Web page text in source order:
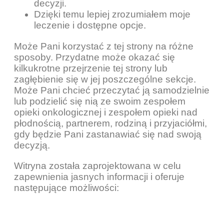
decyzji.
Dzięki temu lepiej zrozumiałem moje
leczenie i dostępne opcje.
Może Pani korzystać z tej strony na różne
sposoby. Przydatne może okazać się
kilkukrotne przejrzenie tej strony lub
zagłębienie się w jej poszczególne sekcje.
Może Pani chcieć przeczytać ją samodzielnie
lub podzielić się nią ze swoim zespołem
opieki onkologicznej i zespołem opieki nad
płodnością, partnerem, rodziną i przyjaciółmi,
gdy będzie Pani zastanawiać się nad swoją
decyzją.
Witryna została zaprojektowana w celu
zapewnienia jasnych informacji i oferuje
następujące możliwości: